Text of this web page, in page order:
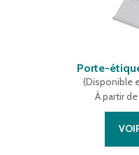
Porte-
(Disponible
À partir de